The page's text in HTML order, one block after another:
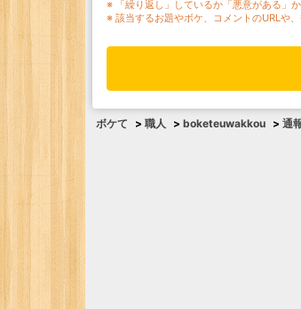
※ 「繰り返し」しているか「悪意がある」か
※ 該当するお題やボケ、コメントのURLや
ボケて > 職人 > boketeuwakkou > 通